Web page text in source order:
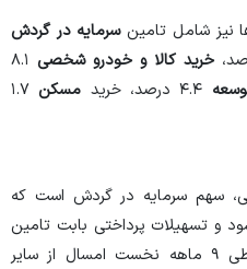
نیز شامل تامینسرمایه در گردش
خرید کالا و خودرو شخصی ۸.۱
۴.۴ درصد، خرید مسکن ۱.۷
سهم سرمایه در گردش است که
می‌شود و تسهیلات پرداختی بابت تامین
سرمایه در گردش بخش خدمات طی ۹ ماهه نخست امسال از سایر